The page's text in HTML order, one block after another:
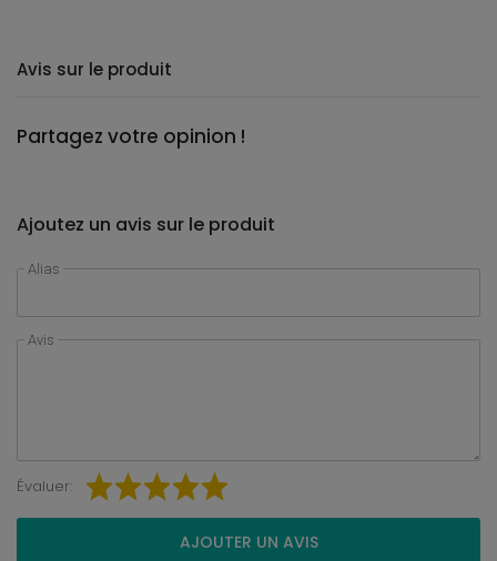
Avis sur le produit
Partagez votre opinion !
Ajoutez un avis sur le produit
Alias
Avis
Évaluer:
AJOUTER UN AVIS